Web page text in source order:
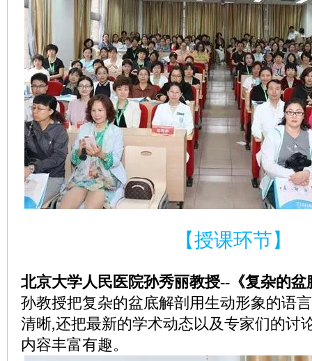
【授课环节】
北京大学人民医院孙秀丽教授--《复杂的
孙教授把复杂的盆底解剖用生动形象的语
清晰,还把最新的学术动态以及专家们的讨
内容丰富有趣。